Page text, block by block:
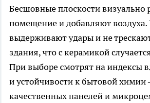
Бесшовные плоскости визуально
помещение и добавляют
выдерживают удары и не
здания, что с керамикой
При выборе смотрят на индексы
и устойчивости к бытовой
качественных панелей и